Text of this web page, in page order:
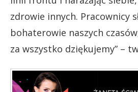
zdrowie innych. Pracownicy
bohaterowie naszych
za wszystko dziękujemy” –